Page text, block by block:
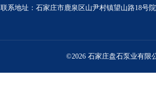
联系地址：石家庄市鹿泉区山尹村镇望山路18号
©2026 石家庄盘石泵业有限